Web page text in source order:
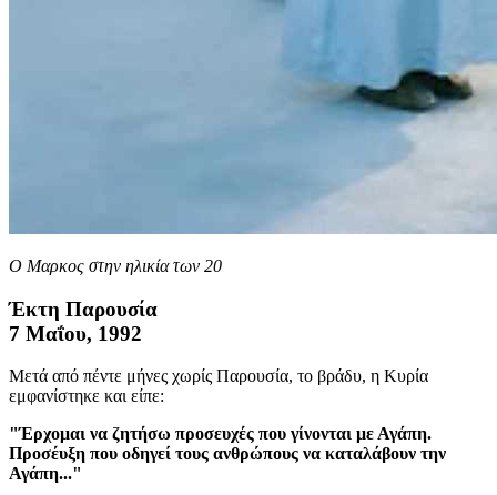
Ο Μαρκος στην ηλικία των 20
Έκτη Παρουσία
7 Μαΐου, 1992
Μετά από πέντε μήνες χωρίς Παρουσία, το βράδυ, η Κυρία
εμφανίστηκε και είπε:
"Έρχομαι να ζητήσω προσευχές που γίνονται με Αγάπη.
Προσέυξη που οδηγεί τους ανθρώπους να καταλάβουν την
Αγάπη..."